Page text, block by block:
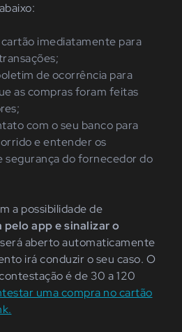
imediatamente para
de ocorrência para
as compras foram feitas
com o seu banco para
e entender os
segurança do fornecedor do
a possibilidade de
app e sinalizar o
aberto automaticamente
irá conduzir o seu caso. O
é de 30 a 120
uma compra no cartão